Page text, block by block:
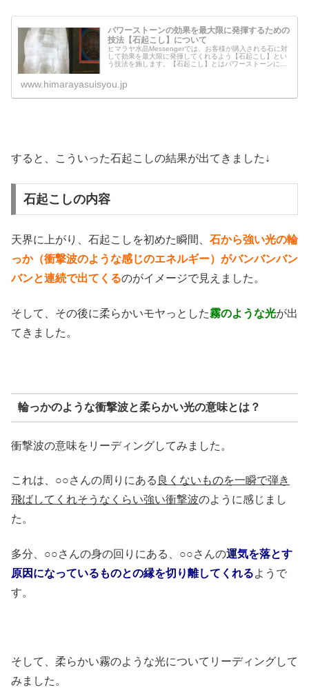
パワーストーンの効果を最大限に発揮するための
技法【石起こし】について
ヒマラヤ水晶Messengerでは、お客様が購入される石に対
して効果を最大限に発揮してくれるよう【石起こし】とい
う技法を施します。【石起こし】とはパワーストーンに対
www.himarayasuisyou.jp
すると、こういった石起こしの結果が出てきました↓
石起こしの内容
天界に上がり、石起こしを初めた瞬間、 石から強い光の輪
っか（衝撃波のような感じのエネルギー）がバンバンバン
バンと連続で出てくるのがイメージで見えました。
そして、その後に柔らかいモヤっとした霧のような光が出
てきました。
輪っかのような衝撃波と柔らかい光の意味とは？
衝撃波の意味をリーディングしてみました。
これは、○○さんの周りにある 良くないものを一瞬で弾き
飛ばしてくれそうなくらい強い衝撃波のように感じまし
た。
多分、○○さんの身の回りにある、○○さんの運気を落とす
原因になっているものとの縁を切り離してくれるようで
す。
そして、柔らかい霧のような光についてリーディングして
みました。